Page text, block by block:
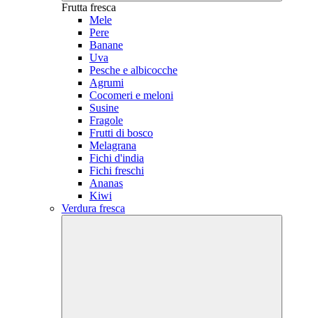
Frutta fresca
Mele
Pere
Banane
Uva
Pesche e albicocche
Agrumi
Cocomeri e meloni
Susine
Fragole
Frutti di bosco
Melagrana
Fichi d'india
Fichi freschi
Ananas
Kiwi
Verdura fresca